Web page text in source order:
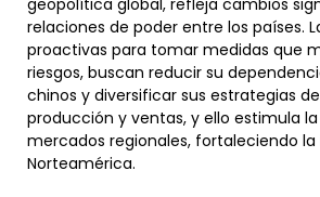
geopolítica global, refleja cambios
relaciones de poder entre los países.
proactivas para tomar medidas que
riesgos, buscan reducir su
chinos y diversificar sus estrategias
producción y ventas, y ello estimula
mercados regionales, fortaleciendo
Norteamérica.